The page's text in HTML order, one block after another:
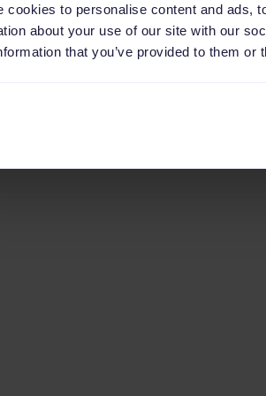
cookies to personalise content and ads,
about your use of our site with our
that you’ve provided to them